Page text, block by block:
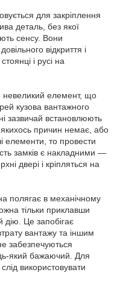
для закріплення
деталь, без якої
сенсу. Вони
відкриття і
і русі на
невеликий елемент, що
кузова вантажного
зазвичай встановлюють
якихось причин немає, або
елементи, то провести
замків є накладними —
двері і кріпляться на
полягає в механічному
тільки приклавши
Це запобігає
вантажу та іншим
забезпечуються
який бажаючий. Для
використовувати